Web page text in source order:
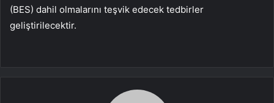
(BES) dahil olmalarını teşvik edecek tedbirler
geliştirilecektir.